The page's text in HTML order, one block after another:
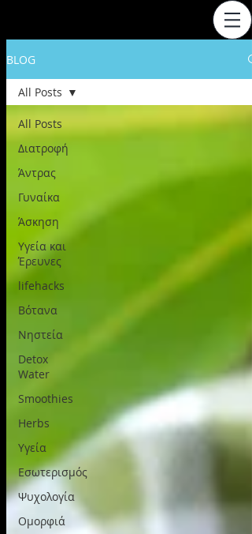
BLOG
All Posts
Διατροφή
Άντρας
Γυναίκα
Άσκηση
Υγεία και
Έρευνες
lifehacks
Βότανα
Νηστεία
Detox
Water
Smoothies
Herbs
Υγεία
Εσωτερισμός
Ψυχολογία
Ομορφιά
All Posts